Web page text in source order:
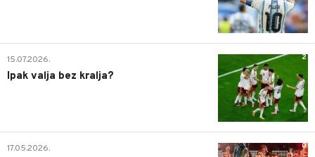
2
15.07.2026.
Ipak valja bez kralja?
0
17.05.2026.